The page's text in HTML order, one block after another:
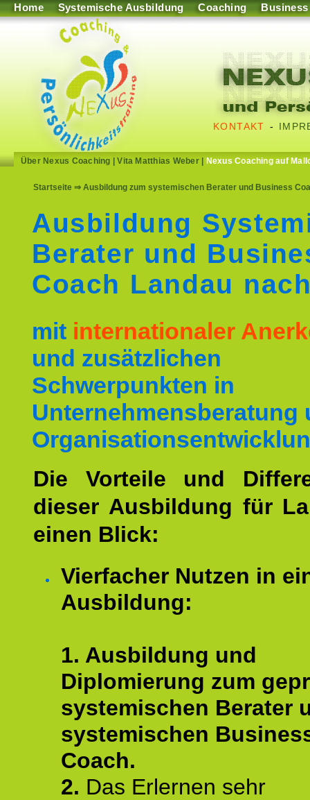
Home Systemische Ausbildung Coaching Business
KONTAKT -
Über Nexus Coaching |Vita Matthias Weber| Nexus Coaching auf
Startseite ⇒ Ausbildung zum systemischen Berater und Business
Ausbildung
Berater und
Coach Landau
mit internationaler
und zusätzlichen
Schwerpunkten in
Unternehmensberatung
Die Vorteile und
dieser Ausbildung für
einen Blick:
Vierfacher Nutzen in
Ausbildung:
1. Ausbildung und
Diplomierung zum
systemischen Berater
systemischen
Coach.
2. Das Erlernen sehr